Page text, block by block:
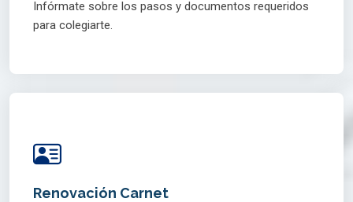
Infórmate sobre los pasos y documentos requeridos
para colegiarte.
Renovación Carnet